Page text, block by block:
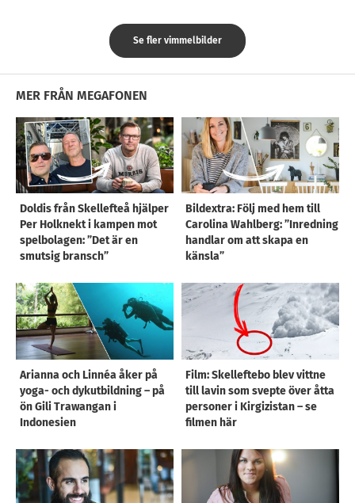
Se fler vimmelbilder
MER FRÅN MEGAFONEN
Doldis från Skellefteå hjälper
Per Holknekt i kampen mot
spelbolagen: ”Det är en
smutsig bransch”
Bildextra: Följ med hem till
Carolina Wahlberg: ”Inredning
handlar om att skapa en
känsla”
Arianna och Linnéa åker på
yoga- och dykutbildning – på
ön Gili Trawangan i
Indonesien
Film: Skelleftebo blev vittne
till lavin som svepte över åtta
personer i Kirgizistan – se
filmen här